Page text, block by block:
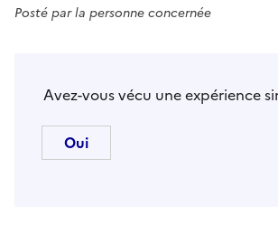
Posté parla personne concernée
Avez-vous vécu une expérience